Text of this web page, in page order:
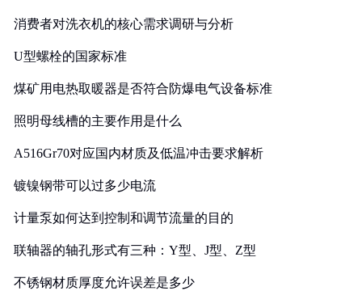
消费者对洗衣机的核心需求调研与分析
U型螺栓的国家标准
煤矿用电热取暖器是否符合防爆电气设备标准
照明母线槽的主要作用是什么
A516Gr70对应国内材质及低温冲击要求解析
镀镍钢带可以过多少电流
计量泵如何达到控制和调节流量的目的
联轴器的轴孔形式有三种：Y型、J型、Z型
不锈钢材质厚度允许误差是多少